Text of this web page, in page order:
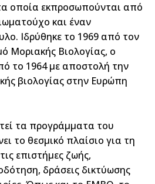
οποία εκπροσωπούνται από
και έναν
Ιδρύθηκε το 1969 από τον
Μοριακής Βιολογίας, ο
το 1964 με αποστολή την
βιολογίας στην Ευρώπη
τα προγράμματα του
το θεσμικό πλαίσιο για τη
επιστήμες ζωής,
δράσεις δικτύωσης